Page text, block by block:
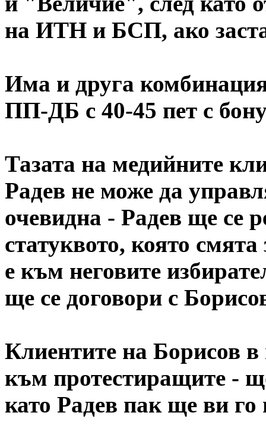
на ИТН и БСП, ако
Има и друга
ПП-ДБ с 40-45 пет с
Тазата на медийните
Радев не може да
очевидна - Радев ще се
статуквото, която
е към неговите
ще се договори с
Клиентите на Борисов
към протестиращите -
като Радев пак ще ви го